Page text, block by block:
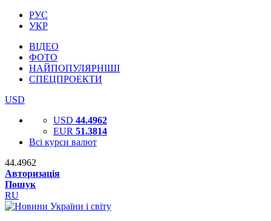
РУС
УКР
ВІДЕО
ФОТО
НАЙПОПУЛЯРНІШІ
СПЕЦПРОЕКТИ
USD
USD 44.4962
EUR 51.3814
Всі курси валют
44.4962
Авторизація
Пошук
RU